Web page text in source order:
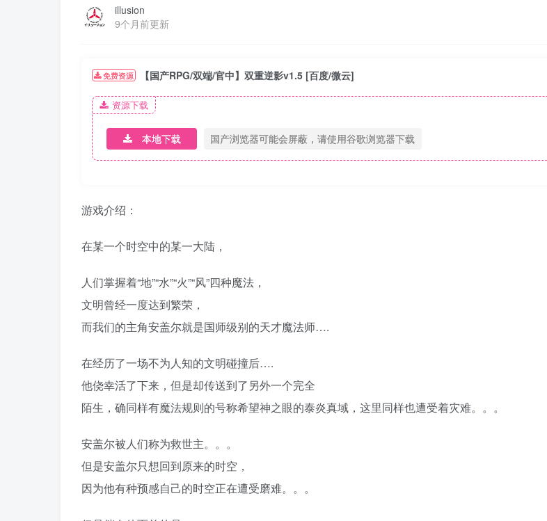
illusion
9个月前更新
免费资源 【国产RPG/双端/官中】双重逆影v1.5 [百度/微云]
资源下载
本地下载 国产浏览器可能会屏蔽，请使用谷歌浏览器下载
游戏介绍：
在某一个时空中的某一大陆，
人们掌握着“地”“水”“火”“风”四种魔法，
文明曾经一度达到繁荣，
而我们的主角安盖尔就是国师级别的天才魔法师….
在经历了一场不为人知的文明碰撞后….
他侥幸活了下来，但是却传送到了另外一个完全
陌生，确同样有魔法规则的号称希望神之眼的泰炎真域，这里同样也遭受着灾难。。。
安盖尔被人们称为救世主。。。
但是安盖尔只想回到原来的时空，
因为他有种预感自己的时空正在遭受磨难。。。